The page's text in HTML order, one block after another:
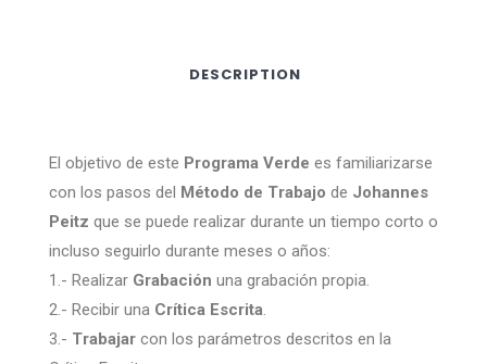
DESCRIPTION
El objetivo de este Programa Verde es familiarizarse
con los pasos del Método de Trabajo de Johannes
Peitz que se puede realizar durante un tiempo corto o
incluso seguirlo durante meses o años:
1.- Realizar Grabación una grabación propia.
2.- Recibir una Crítica Escrita
3.- Trabajar con los parámetros descritos en la